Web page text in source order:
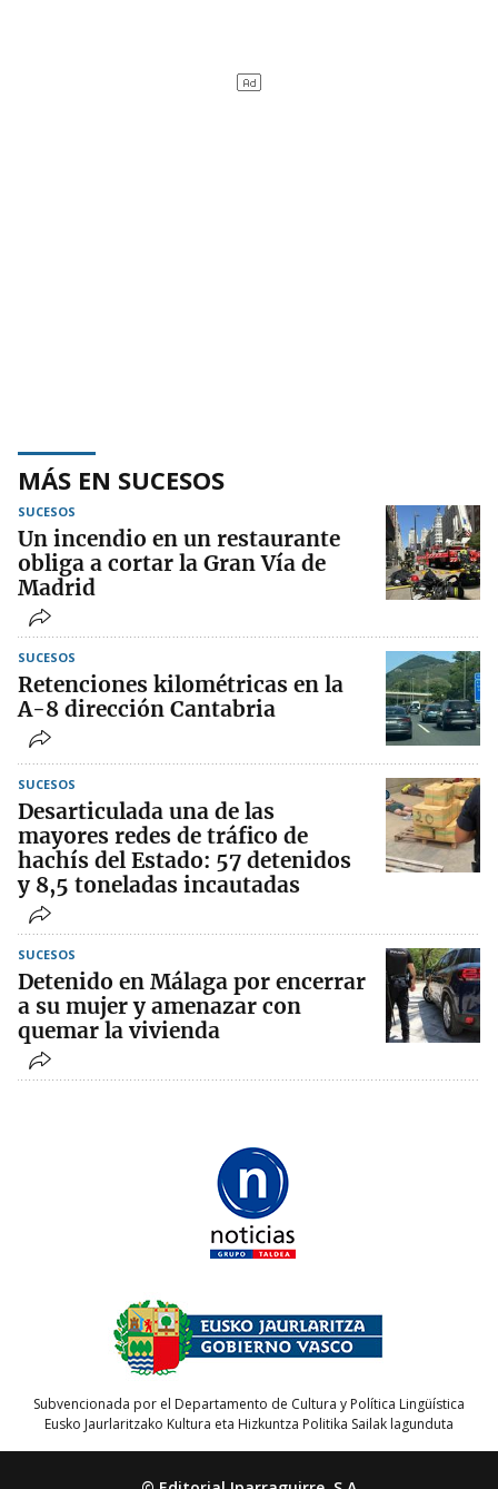
MÁS EN SUCESOS
SUCESOS
Un incendio en un restaurante
obliga a cortar la Gran Vía de
Madrid
SUCESOS
Retenciones kilométricas en la
A-8 dirección Cantabria
SUCESOS
Desarticulada una de las
mayores redes de tráfico de
hachís del Estado: 57 detenidos
y 8,5 toneladas incautadas
SUCESOS
Detenido en Málaga por encerrar
a su mujer y amenazar con
quemar la vivienda
Subvencionada por el Departamento de Cultura y Política Lingüística
Eusko Jaurlaritzako Kultura eta Hizkuntza Politika Sailak lagunduta